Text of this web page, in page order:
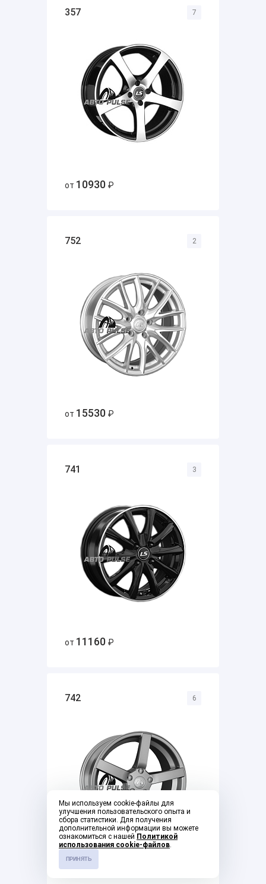
357
от 10930 ₽
7
752
от 15530 ₽
2
741
от 11160 ₽
3
742
от12650
6
Мы используем cookie-файлы для
улучшения пользовательского опыта и
сбора статистики. Для получения
дополнительной информации вы можете
ознакомиться с нашей Политикой
использования cookie-файлов.
ПРИНЯТЬ